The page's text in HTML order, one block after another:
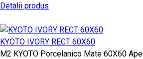
Detalii produs
KYOTO IVORY RECT 60X60
M2 KYOTO Porcelanico Mate 60X60 Ape